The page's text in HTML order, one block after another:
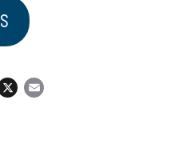
X Email